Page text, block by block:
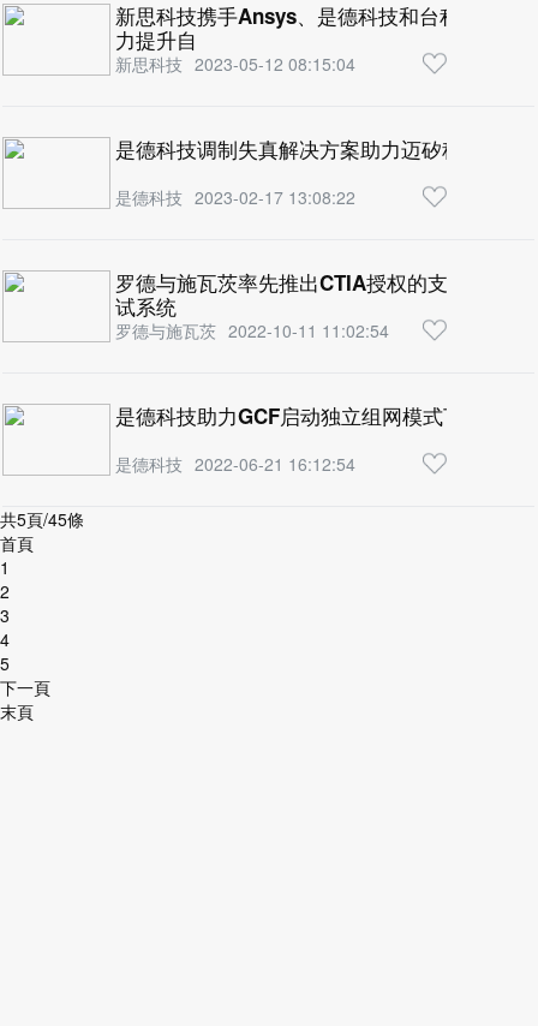
新思科技携手Ansys、是德科技和台积公司推
力提升自
新思科技 2023-05-12 08:15:04
是德科技调制失真解决方案助力迈矽科（
是德科技 2023-02-17 13:08:22
罗德与施瓦茨率先推出CTIA授权的支持多到
试系统
罗德与施瓦茨 2022-10-11 11:02:54
是德科技助力GCF启动独立组网模式下的5G
是德科技 2022-06-21 16:12:54
共5頁/45條
首頁
1
2
3
4
5
下一頁
末頁